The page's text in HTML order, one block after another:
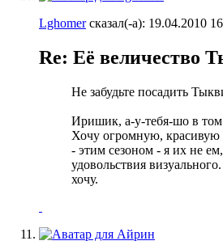
Lghomerсказал(-а): 19.04.2010
Re: Её величество
Не забудьте посадить
Иришик, а-у-тебя-шо в том
Хочу огромную, красивую
- этим сезоном - я их не
удовольствия визуального.
хочу.